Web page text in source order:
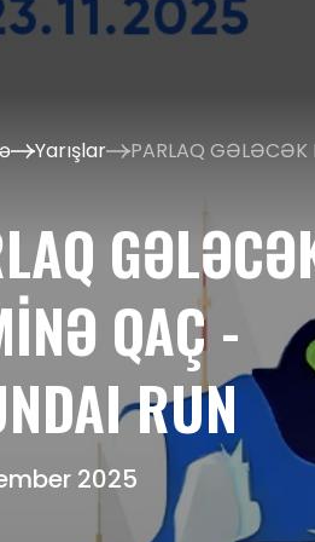
Yarışlar
QAÇ -
RUN
2025